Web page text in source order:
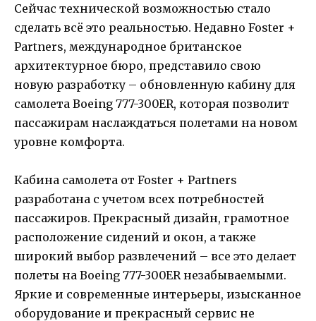
Сейчас технической возможностью стало
сделать всё это реальностью. Недавно Foster +
Partners, международное британское
архитектурное бюро, представило свою
новую разработку – обновленную кабину для
самолета Boeing 777-300ER, которая позволит
пассажирам наслаждаться полетами на новом
уровне комфорта.
Кабина самолета от Foster + Partners
разработана с учетом всех потребностей
пассажиров. Прекрасный дизайн, грамотное
расположение сидений и окон, а также
широкий выбор развлечений – все это делает
полеты на Boeing 777-300ER незабываемыми.
Яркие и современные интерьеры, изысканное
оборудование и прекрасный сервис не